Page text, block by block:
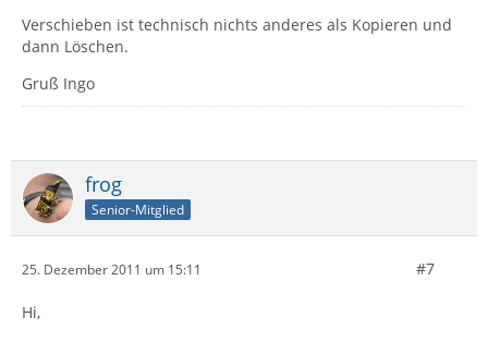
Verschieben ist technisch nichts anderes als Kopieren und
dann Löschen.
Gruß Ingo
frog
Senior-Mitglied
25. Dezember 2011 um 15:11 #7
Hi,